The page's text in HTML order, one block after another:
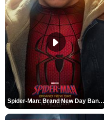
Spider-Man: Brand New Day Bande-annonce VO STFR